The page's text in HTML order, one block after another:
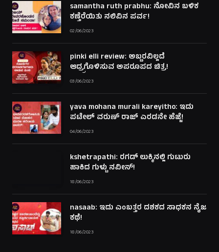
samantha ruth prabhu: ನೋವಿನ ಬಳಿಕ
ಕಣ್ತೆರೆಯಿತು ನಲಿವಿನ ಪರ್ವ!
02/06/2023
pinki elli review: ಅಬ್ಬರವಿಲ್ಲದೆ
ಆದ್ರ್ರಗೊಳಿಸುವ ಅಪರೂಪದ ಚಿತ್ರ!
03/06/2023
yava mohana murali kareyitho: ಇದು
ಪಟೇಲ್ ವರುಣ್ ರಾಜ್ ಎರಡನೇ ಹೆಜ್ಜೆ!
04/06/2023
kshetrapathi: ರಗಡ್ ಲುಕ್ಕಿನಲ್ಲಿ ಗುಟುರು
ಹಾಕಿದ ಗುಳ್ಟು ನವೀನ್!
18/06/2023
nasaab: ಇದು ಎಂಬತ್ತರ ದಶಕದ ಸಾಧಕನ ನೈಜ
ಕಥೆ!
18/06/2023